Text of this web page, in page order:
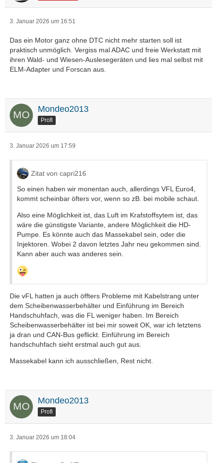
3. Januar 2026 um 16:51
Das ein Motor ganz ohne DTC nicht mehr starten soll ist
praktisch unmöglich. Vergiss mal ADAC und freie Werkstatt mit
ihren Wald- und Wiesen-Auslesegeräten und lies mal selbst mit
ELM-Adapter und Forscan aus.
Mondeo2013
Profi
3. Januar 2026 um 17:59
Zitat von capri216
So einen haben wir monentan auch, allerdings VFL Euro4,
kommt scheinbar öfters vor, wenn so zB. bei mobile schaut.
Also eine Möglichkeit ist, das Luft im Krafstoffsytem ist, das
wäre die günstigste Variante, andere Möglichkeit die HD-
Pumpe. Es könnte auch das Massekabel sein, oder die
Injektoren. Wobei 2 davon letztes Jahr neu gekommen sind.
Kann aber auch was anderes sein.
Die vFL hatten ja auch öffters Probleme mit Kabelstrang unter
dem Scheibenwasserbehälter und Einführung im Bereich
Handschuhfach, was die FL weniger haben. Im Bereich
Scheibenwasserbehälter ist bei mir soweit OK, war ich letztens
ja dran und CAN-Bus geflickt. Einführung im Bereich
handschuhfach sieht erstmal auch gut aus.
Massekabel kann ich ausschließen, Rest nicht.
Mondeo2013
Profi
3. Januar 2026 um 18:04